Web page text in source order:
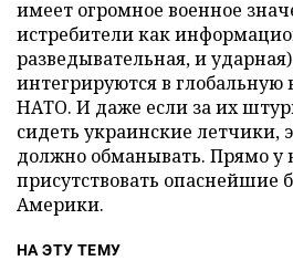
имеет огромное военное
истребители как
разведывательная, и
интегрируются в глобальную
НАТО. И даже если за их
сидеть украинские летчики,
должно обманывать. Прямо у
присутствовать
Америки.
НА ЭТУ ТЕМУ